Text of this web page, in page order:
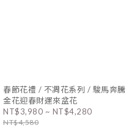
春節花禮 / 不凋花系列 / 駿馬奔騰
金花迎春財運來盆花
NT$3,980 ~ NT$4,280
NT$4,580